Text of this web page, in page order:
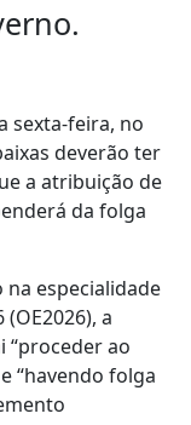
sexta-feira, no
deverão ter
a atribuição de
da folga
na especialidade
a
“proceder ao
“havendo folga